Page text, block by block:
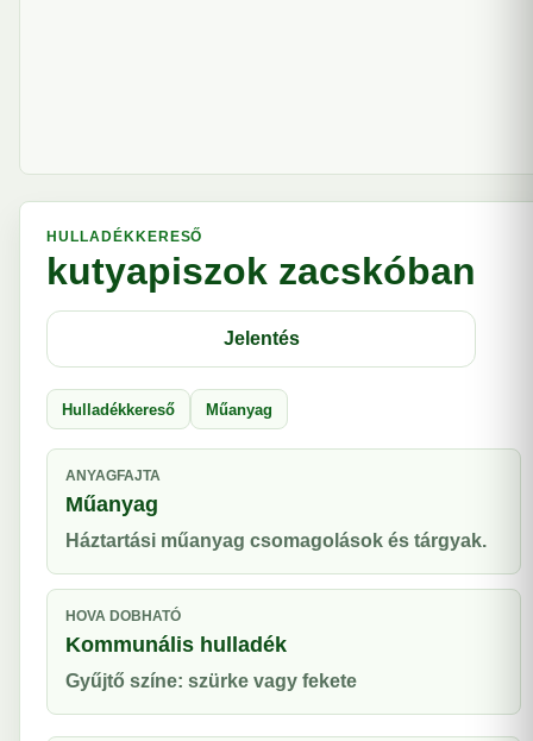
HULLADÉKKERESŐ
kutyapiszok zacskóban
Jelentés
Hulladékkereső Műanyag
ANYAGFAJTA
Műanyag
Háztartási műanyag csomagolások és tárgyak.
HOVA DOBHATÓ
Kommunális hulladék
Gyűjtő színe: szürke vagy fekete